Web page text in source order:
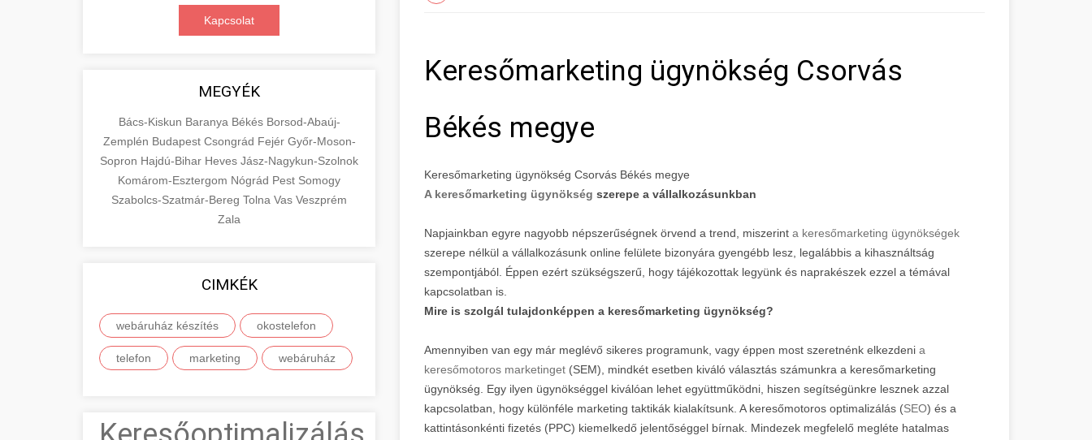
Kapcsolat
MEGYÉK
Bács-Kiskun Baranya Békés Borsod-Abaúj-
Zemplén Budapest Csongrád Fejér Győr-Moson-
Sopron Hajdú-Bihar Heves Jász-Nagykun-Szolnok
Komárom-Esztergom Nógrád Pest Somogy
Szabolcs-Szatmár-Bereg Tolna Vas Veszprém
Zala
CIMKÉK
webáruház készítés okostelefon
telefon marketing webáruház
Keresőmarketing ügynökség Csorvás
Békés megye
Keresőmarketing ügynökség Csorvás Békés megye
A keresőmarketing ügynökség szerepe a vállalkozásunkban
Napjainkban egyre nagyobb népszerűségnek örvend a trend, miszerint a keresőmarketing ügynökségek
szerepe nélkül a vállalkozásunk online felülete bizonyára gyengébb lesz, legalábbis a kihasználtság
szempontjából. Éppen ezért szükségszerű, hogy tájékozottak legyünk és naprakészek ezzel a témával
kapcsolatban is.
Mire is szolgál tulajdonképpen a keresőmarketing ügynökség?
Amennyiben van egy már meglévő sikeres programunk, vagy éppen most szeretnénk elkezdeni a
keresőmotoros marketinget (SEM), mindkét esetben kiváló választás számunkra a keresőmarketing
ügynökség. Egy ilyen ügynökséggel kiválóan lehet együttműködni, hiszen segítségünkre lesznek azzal
kapcsolatban, hogy különféle marketing taktikák kialakítsunk. A keresőmotoros optimalizálás (SEO) és a
kattintásonkénti fizetés (PPC) kiemelkedő jelentőséggel bírnak. Mindezek megfelelő megléte hatalmas